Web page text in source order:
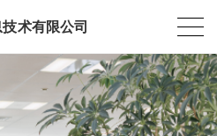
术有限公司